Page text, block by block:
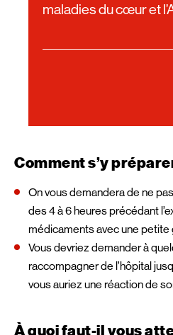
maladies du cœur et
Comment s’y
On vous demandera de ne
des 4 à 6 heures précédant
médicaments avec une petite
Vous devriez demander à
raccompagner de l’hôpital
vous auriez une réaction de
À quoi faut-il vous